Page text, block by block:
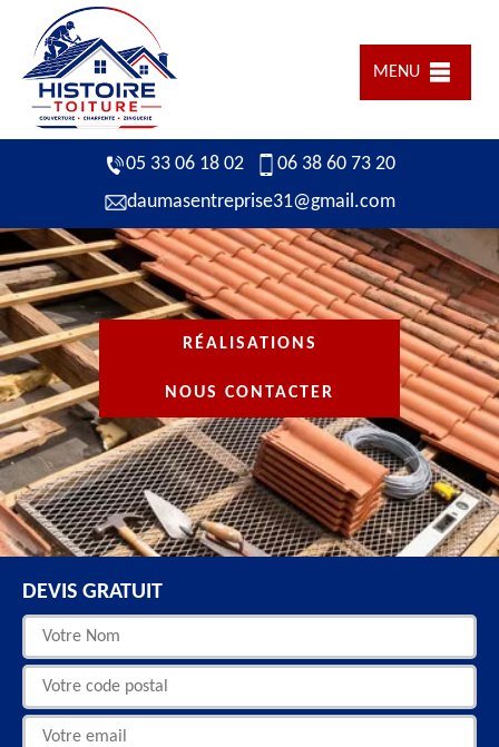
MENU
05 33 06 18 02
06 38 60 73 20
daumasentreprise31@gmail.com
RÉALISATIONS
NOUS CONTACTER
DEVIS GRATUIT